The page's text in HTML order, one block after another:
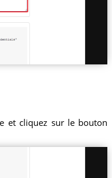
et cliquez sur le bouton